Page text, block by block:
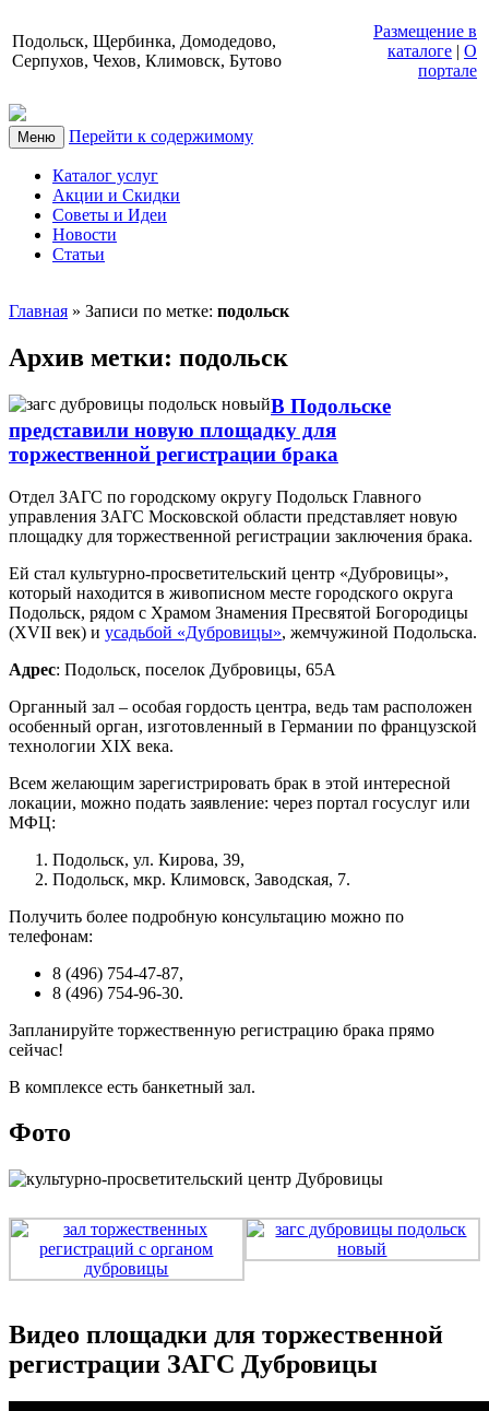
Подольск, Щербинка, Домодедово,
Серпухов, Чехов, Климовск, Бутово
Размещение в
каталоге | О
портале
Меню Перейти к содержимому
Каталог услуг
Акции и Скидки
Советы и Идеи
Новости
Статьи
Главная » Записи по метке: подольск
Архив метки: подольск
В Подольске
представили новую площадку для
торжественной регистрации брака
Отдел ЗАГС по городскому округу Подольск Главного
управления ЗАГС Московской области представляет новую
площадку для торжественной регистрации заключения брака.
Ей стал культурно-просветительский центр «Дубровицы»,
который находится в живописном месте городского округа
Подольск, рядом с Храмом Знамения Пресвятой Богородицы
(XVII век) и усадьбой «Дубровицы», жемчужиной Подольска.
Адрес: Подольск, поселок Дубровицы, 65А
Органный зал – особая гордость центра, ведь там расположен
особенный орган, изготовленный в Германии по французской
технологии XIX века.
Всем желающим зарегистрировать брак в этой интересной
локации, можно подать заявление: через портал госуслуг или
МФЦ:
Подольск, ул. Кирова, 39,
Подольск, мкр. Климовск, Заводская, 7.
Получить более подробную консультацию можно по
телефонам:
8 (496) 754-47-87,
8 (496) 754-96-30.
Запланируйте торжественную регистрацию брака прямо
сейчас!
В комплексе есть банкетный зал.
Фото
Видео площадки для торжественной
регистрации ЗАГС Дубровицы